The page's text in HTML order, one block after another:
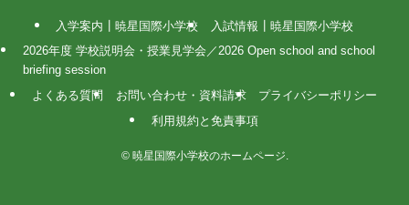
入学案内┃暁星国際小学校
入試情報┃暁星国際小学校
2026年度 学校説明会・授業見学会／2026 Open school and school
briefing session
よくある質問
お問い合わせ・資料請求
プライバシーポリシー
利用規約と免責事項
©暁星国際小学校のホームページ.